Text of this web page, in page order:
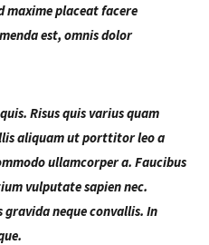
maxime placeat facere
est, omnis dolor
Risus quis varius quam
aliquam ut porttitor leo a
ullamcorper a. Faucibus
vulputate sapien nec.
neque convallis. In